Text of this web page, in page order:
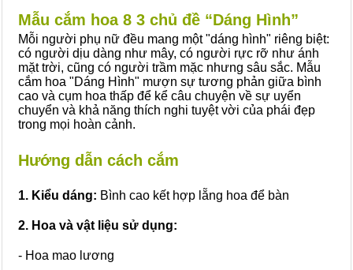
Mẫu cắm hoa 8 3 chủ đề “Dáng Hình”
Mỗi người phụ nữ đều mang một "dáng hình" riêng biệt:
có người dịu dàng như mây, có người rực rỡ như ánh
mặt trời, cũng có người trầm mặc nhưng sâu sắc. Mẫu
cắm hoa "Dáng Hình" mượn sự tương phản giữa bình
cao và cụm hoa thấp để kể câu chuyện về sự uyển
chuyển và khả năng thích nghi tuyệt vời của phái đẹp
trong mọi hoàn cảnh.
Hướng dẫn cách cắm
1. Kiểu dáng: Bình cao kết hợp lẵng hoa để bàn
2. Hoa và vật liệu sử dụng:
- Hoa mao lương